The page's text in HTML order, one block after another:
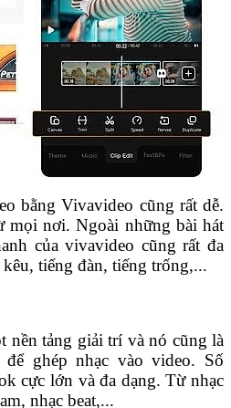
bằng Vivavideo cũng rất dễ.
mọi nơi. Ngoài những bài hát
của vivavideo cũng rất đa
tiếng đàn, tiếng trống,...
nền tảng giải trí và nó cũng là
ghép nhạc vào video. Số
cực lớn và đa dạng. Từ nhạc
nhạc beat,...